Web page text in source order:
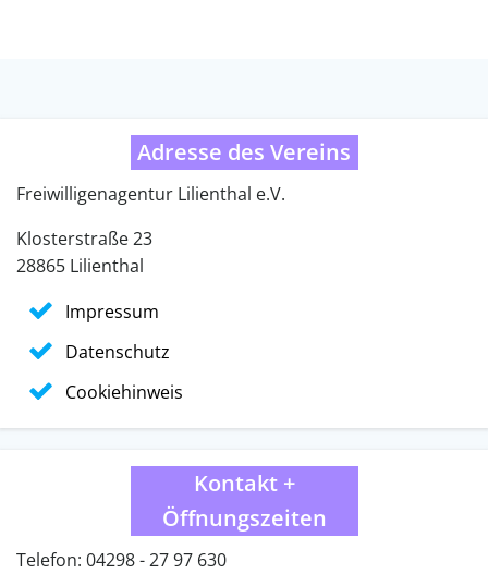
Adresse des Vereins
Freiwilligenagentur Lilienthal e.V.
Klosterstraße 23
28865 Lilienthal
Impressum
Datenschutz
Cookiehinweis
Kontakt +
Öffnungszeiten
Telefon: 04298 - 27 97 630